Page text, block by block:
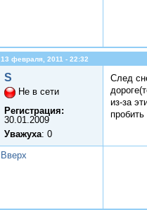
13 февраля, 2011 - 22:32
S
Не в сети
Регистрация:
30.01.2009
Уважуха: 0
Cлед
из-за
Вверх